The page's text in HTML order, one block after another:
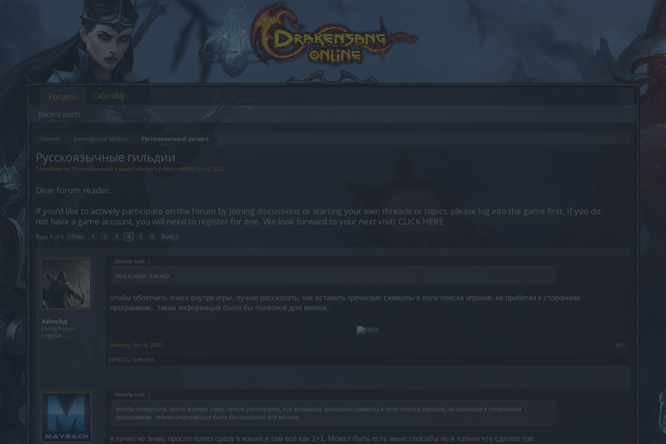
Forums International Section Русскоязычный раздел
Русскоязычные гильдии
Discussion in 'Русскоязычный раздел' started by darkon9999, Oct 4, 2020.
Dear forum reader,
if you’d like to actively participate on the forum by joining discussions or starting your own threads or topics, please log into the game first. If you do
not have a game account, you will need to register for one. We look forward to your next visit! CLICK HERE
Page 4 of 6 < Prev 1 2 3 4 5 6 Next >
Айлейд
Living Forum
Legend
Δжοκερ said: ↑
Ник в игрe: Δжοκερ
чтобы облегчить поиск внутри игры, лучше рассказать, как вставить греческие символы в поле поиска игроков, не прибегая к сторонним
программам.. такая информация была бы полезной для многих..
Айлейд Nov 6, 2020
#61
MENTOL likes this.
Айлейд said: ↑
чтобы облегчить поиск внутри игры, лучше рассказать, как вставить греческие символы в поле поиска игроков, не прибегая к сторонним
программам.. такая информация была бы полезной для многих..
я точно не знаю, просто полез сразу в языки и там всё как 1+1. Может быть есть иные способы но я только что сделал так:
Forums
Recent posts
Calendar